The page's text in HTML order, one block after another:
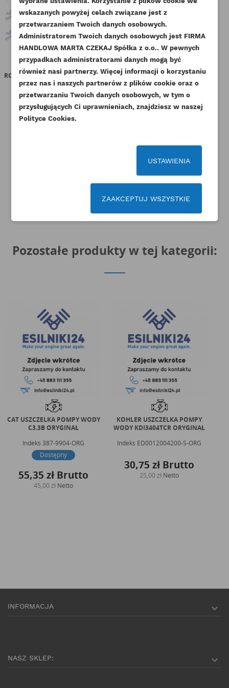
DODAJ DO LISTY ŻYCZEŃ
add_circle_outline Stwórz nową listę życzeń
NAZWA LISTY ŻYCZEŃ
Anuluj Utwórz listę życzeń
Musisz być zalogowany by zapisać produkty na
swojej liście życzeń.
Anuluj Zaloguj się
CAT USZCZELKA OBUDOWY
ROZRZĄDU 3054B 3056E ESTABO
Indeks
6I-0836-GS
Dostępny
43,05 złBrutto
CAT USZCZELKA MISKI
OLEJOWEJ 3054 ESTABO
Indeks
032-9946-GS
Dostępny
Pozostałe produkty w tej kategorii:
CAT USZCZELKA POMPY WODY
C3.3B ORYGINAŁ
Indeks 387-9904-ORG
Dostępny
55,35 zł Brutto
45,00 zł Netto
KOHLER USZCZELKA POMPY
WODY KDI3404TCR ORYGINAŁ
Indeks ED0012004200-S-ORG
30,75 zł Brutto
25,00 zł Netto
INFORMACJA 
NASZ SKLEP: 
wskazanych powyżej celach związane jest z
przetwarzaniem Twoich danych osobowych.
Administratorem Twoich danych osobowych jest FIRMA
HANDLOWA MARTA CZEKAJ Spółka z o.o.. W pewnych
przypadkach administratorami danych mogą być
również nasi partnerzy. Więcej informacji o korzystaniu
przez nas i naszych partnerów z plików cookie oraz o
przetwarzaniu Twoich danych osobowych, w tym o
przysługujących Ci uprawnieniach, znajdziesz w naszej
Polityce Cookies.
USTAWIENIA
ZAAKCEPTUJ WSZYSTKIE